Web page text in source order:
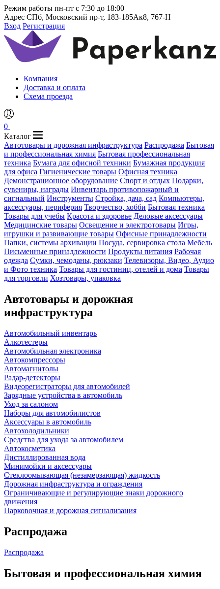
Режим работы пн-пт с 7:30 до 18:00
Адрес СПб, Московский пр-т, 183-185Ак8, 767-Н
Вход Регистрация
Компания
Доставка и оплата
Схема проезда
0
Каталог
Автотовары и дорожная инфраструктура Распродажа Бытовая
и профессиональная химия Бытовая профессиональная
техника Бумага для офисной техники Бумажная продукция
для офиса Гигиенические товары Офисная техника
Демонстрационное оборудование Спорт и отдых Подарки,
сувениры, награды Инвентарь противопожарный и
сигнальный Инструменты Стройка, дача, сад Компьютеры,
аксессуары, периферия Творчество, хобби Бытовая техника
Товары для учебы Красота и здоровье Деловые аксессуары
Медицинские товары Освещение и электротовары Игры,
игрушки и развивающие товары Офисные принадлежности
Папки, системы архивации Посуда, сервировка стола Мебель
Письменные принадлежности Продукты питания Рабочая
одежда Сумки, чемоданы, рюкзаки Телевизоры, Видео, Аудио
и Фото техника Товары для гостиниц, отелей и дома Товары
для торговли Хозтовары, упаковка
Автотовары и дорожная
инфраструктура
Автомобильный инвентарь
Алкотестеры
Автомобильная электроника
Автокомпрессоры
Автомагнитолы
Радар-детекторы
Видеорегистраторы для автомобилей
Зарядные устройства в автомобиль
Уход за салоном
Наборы для автомобилистов
Аксессуары в автомобиль
Автохолодильники
Средства для ухода за автомобилем
Автокосметика
Дистиллированная вода
Минимойки и аксессуары
Стеклоомывающая (незамерзающая) жидкость
Дорожная инфраструктура и ограждения
Ограничивающие и регулирующие знаки дорожного
движения
Парковочная и дорожная сигнализация
Распродажа
Распродажа
Бытовая и профессиональная химия